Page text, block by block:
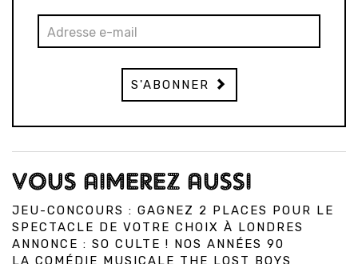
S'ABONNER
VOUS AIMEREZ AUSSI
JEU-CONCOURS : GAGNEZ 2 PLACES POUR LE
SPECTACLE DE VOTRE CHOIX À LONDRES
ANNONCE : SO CULTE ! NOS ANNÉES 90
LA COMÉDIE MUSICALE THE LOST BOYS